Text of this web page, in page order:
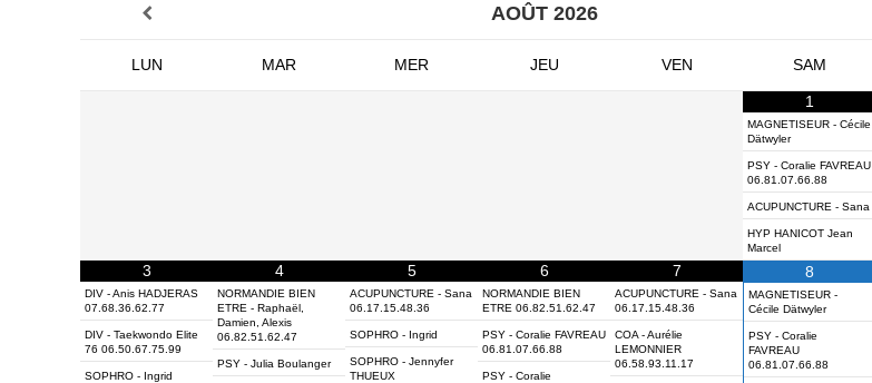
AOÛT 2026
LUN MAR MER JEU VEN SAM
1
MAGNETISEUR - Cécile
Dätwyler
PSY - Coralie FAVREAU
06.81.07.66.88
ACUPUNCTURE - Sana
HYP HANICOT Jean
Marcel
3
DIV - Anis HADJERAS
07.68.36.62.77
DIV - Taekwondo Elite
76 06.50.67.75.99
SOPHRO - Ingrid
4
NORMANDIE BIEN
ETRE - Raphaël,
Damien, Alexis
06.82.51.62.47
PSY - Julia Boulanger
5
ACUPUNCTURE - Sana
06.17.15.48.36
SOPHRO - Ingrid
SOPHRO - Jennyfer
THUEUX
6
NORMANDIE BIEN
ETRE 06.82.51.62.47
PSY - Coralie FAVREAU
06.81.07.66.88
PSY - Coralie
7
ACUPUNCTURE - Sana
06.17.15.48.36
COA - Aurélie
LEMONNIER
06.58.93.11.17
8
MAGNETISEUR -
Cécile Dätwyler
PSY - Coralie
FAVREAU
06.81.07.66.88